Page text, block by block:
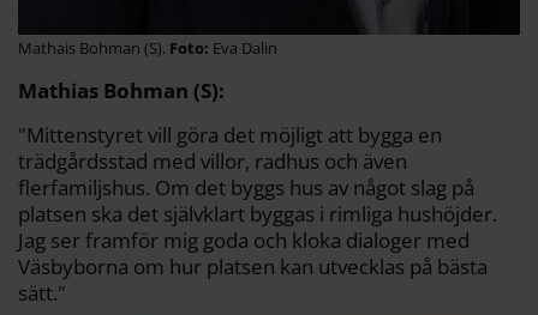
Mathais Bohman (S). Eva Dalin
Mathias Bohman (S):
"Mittenstyret vill göra det möjligt att bygga en
trädgårdsstad med villor, radhus och även
flerfamiljshus. Om det byggs hus av något slag på
platsen ska det självklart byggas i rimliga hushöjder.
Jag ser framför mig goda och kloka dialoger med
Väsbyborna om hur platsen kan utvecklas på bästa
sätt."